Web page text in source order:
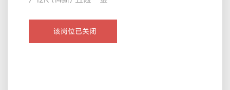
该岗位已关闭